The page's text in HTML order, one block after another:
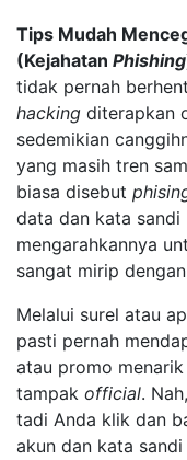
Tips Mudah
(Kejahatan Phishing
tidak pernah
hacking diterapkan
sedemikian
yang masih tren
biasa disebut
data dan kata sandi
mengarahkannya
sangat mirip
Melalui surel atau
pasti pernah
atau promo
tampak official.
tadi Anda klik dan
akun dan kata